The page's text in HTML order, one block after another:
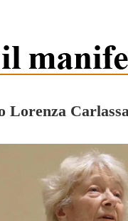
Lorenza